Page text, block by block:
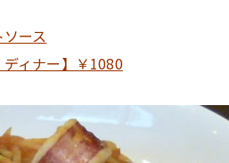
ース
ィナー】￥1080